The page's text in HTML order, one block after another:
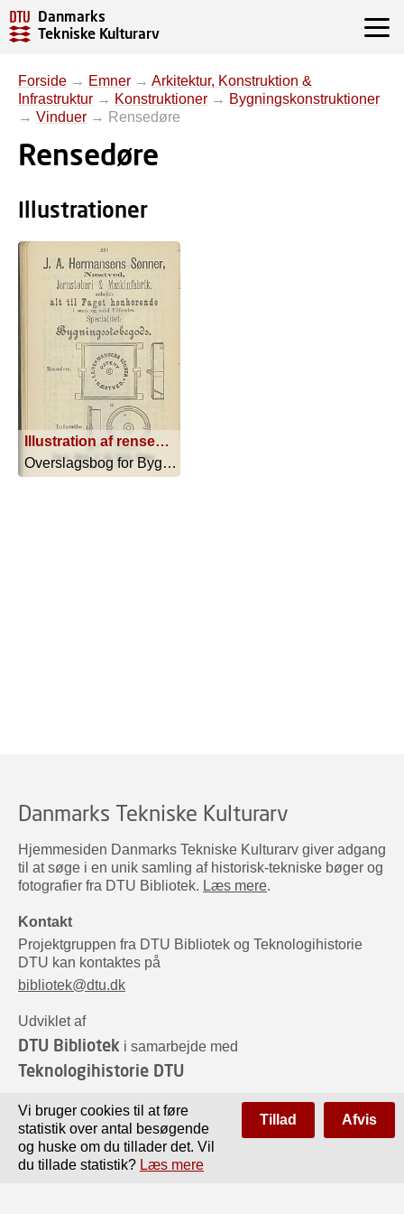
Danmarks
Tekniske Kulturarv
Forside → Emner → Arkitektur, Konstruktion &
Infrastruktur → Konstruktioner → Bygningskonstruktioner
→ Vinduer → Rensedøre
Rensedøre
Illustrationer
Illustration af rensedør
Overslagsbog for Bygmestre, Bygningsh... - 1888
Danmarks Tekniske Kulturarv
Hjemmesiden Danmarks Tekniske Kulturarv giver adgang
til at søge i en unik samling af historisk-tekniske bøger og
fotografier fra DTU Bibliotek. Læs mere.
Kontakt
Projektgruppen fra DTU Bibliotek og Teknologihistorie
DTU kan kontaktes på
bibliotek@dtu.dk
Udviklet af
DTU Bibliotek i samarbejde med
Teknologihistorie DTU
Sponsorer
Vi bruger cookies til at føre
statistik over antal besøgende
og huske om du tillader det. Vil
du tillade statistik? Læs mere
Tillad Afvis